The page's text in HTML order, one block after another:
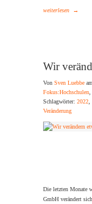
weiterlesen →
Wir
Von Sven Luebbe
Fokus:Hochschulen,
Schlagwörter: 2022,
Veränderung
Die letzten Monate
GmbH verändert